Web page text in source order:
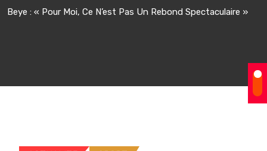
Beye : « Pour Moi, Ce N’est Pas Un Rebond Spectaculaire »